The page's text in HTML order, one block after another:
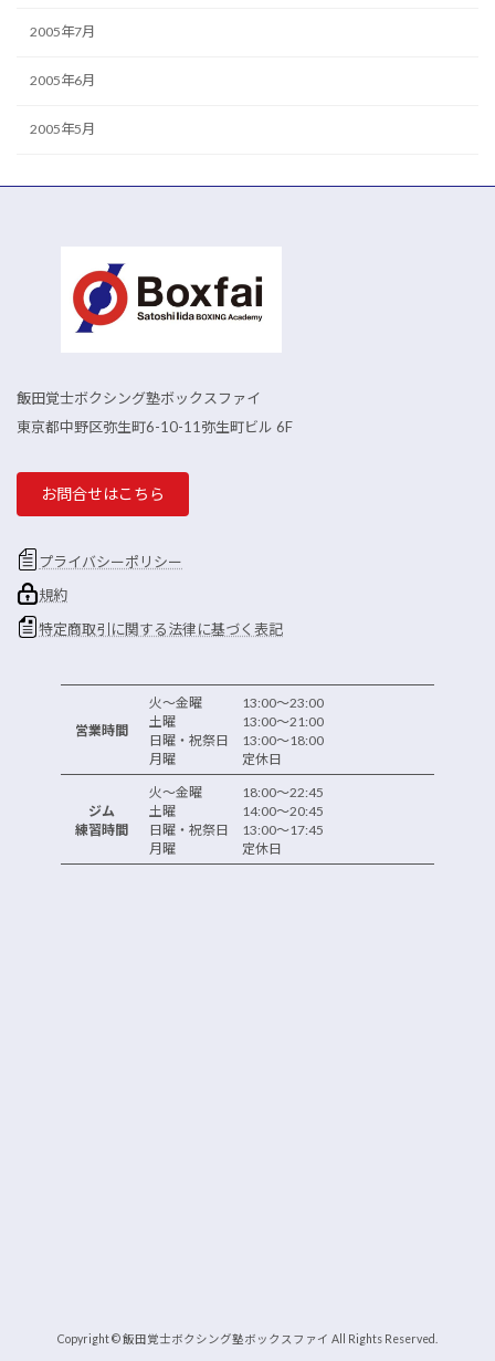
2005年7月
2005年6月
2005年5月
飯田覚士ボクシング塾ボックスファイ
東京都中野区弥生町6-10-11弥生町ビル 6F
お問合せはこちら
プライバシーポリシー
規約
特定商取引に関する法律に基づく表記
営業時間
火～金曜 13:00～23:00
土曜 13:00～21:00
日曜・祝祭日 13:00～18:00
月曜 定休日
ジム
練習時間
火～金曜 18:00～22:45
土曜 14:00～20:45
日曜・祝祭日 13:00～17:45
月曜 定休日
Copyright © 飯田覚士ボクシング塾ボックスファイ All Rights Reserved.